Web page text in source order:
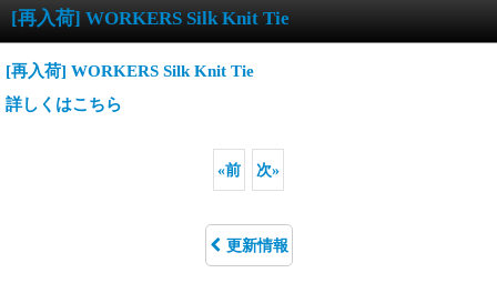
[再入荷] WORKERS Silk Knit Tie
[再入荷] WORKERS Silk Knit Tie
詳しくはこちら
«前 次»
更新情報